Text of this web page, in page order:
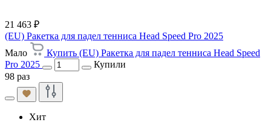
21 463 ₽
(EU) Ракетка для падел тенниса Head Speed Pro 2025
Мало
Купить (EU) Ракетка для падел тенниса Head Speed
Pro 2025
Купили
98 раз
Хит